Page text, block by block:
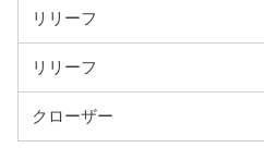
リリーフ
リリーフ
クローザー